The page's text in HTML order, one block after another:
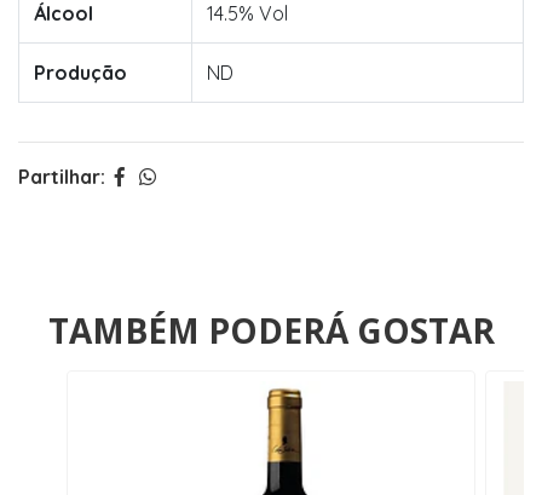
Álcool 14.5% Vol
Produção ND
Partilhar:
TAMBÉM PODERÁ GOSTAR